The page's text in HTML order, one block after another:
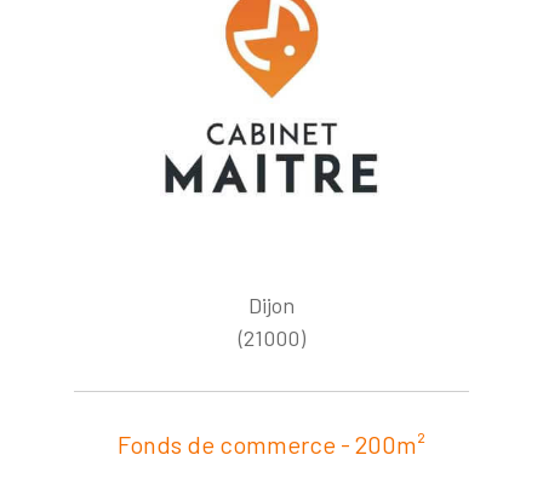
Dijon
(21000)
Fonds de commerce - 200m²